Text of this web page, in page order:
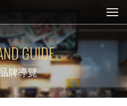
GUIDE
牌導覽